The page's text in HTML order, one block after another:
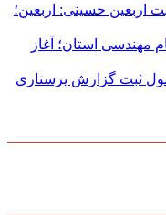
اربعین حسینی: اربعین؛
مهندسی استان؛ آغاز
ثبت گزارش پرستاری